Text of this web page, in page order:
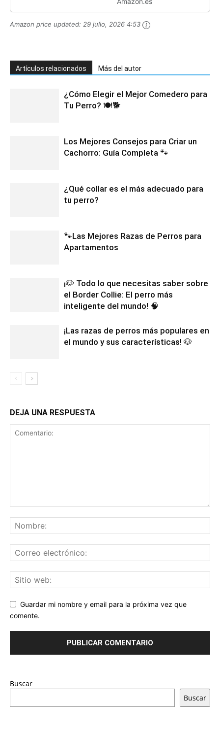
Amazon price updated: 29 julio, 2026 4:53
Artículos relacionados Más del autor
¿Cómo Elegir el Mejor Comedero para
Tu Perro? 🍽️🐕
Los Mejores Consejos para Criar un
Cachorro: Guía Completa 🐾
¿Qué collar es el más adecuado para
tu perro?
🐾Las Mejores Razas de Perros para
Apartamentos
¡🐶 Todo lo que necesitas saber sobre
el Border Collie: El perro más
inteligente del mundo! 🧠
¡Las razas de perros más populares en
el mundo y sus características! 🐶
DEJA UNA RESPUESTA
Guardar mi nombre y email para la próxima vez que
comente.
Buscar
Buscar